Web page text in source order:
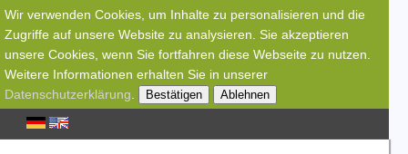
Wir verwenden Cookies, um Inhalte zu personalisieren und die
Zugriffe auf unsere Website zu analysieren. Sie akzeptieren
unsere Cookies, wenn Sie fortfahren diese Webseite zu nutzen.
Weitere Informationen erhalten Sie in unserer
Datenschutzerklärung
Bestätigen Ablehnen